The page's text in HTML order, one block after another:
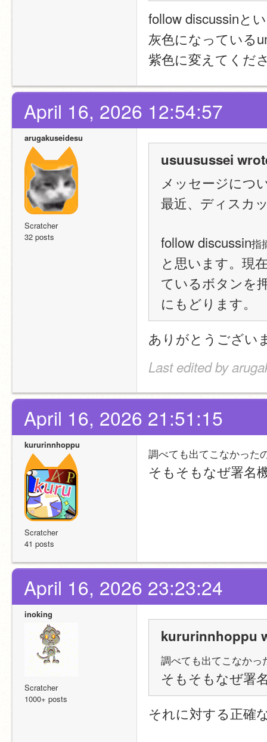
follow discussinと
灰色になっている
紫色に変えてくだ
April 16, 2026 12:54:57
arugakuseidesu
Scratcher
32 posts
usuusussei
メッセージにつ
最近、ディスカ
follow discussin指
と思います。現
ているボタンを
にもどります。
ありがとうござ
Last edited by
April 16, 2026 21:51:15
kururinnhoppu
Scratcher
41 posts
調べても出てこなかった
そもそもなぜ署名
April 16, 2026 23:23:24
inoking
Scratcher
1000+ posts
kururinnhoppu
調べても出てこなかっ
そもそもなぜ署
それに対する正確